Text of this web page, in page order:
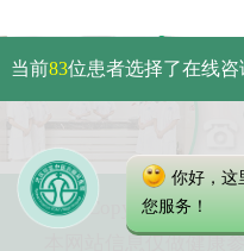
Copyright 2025
本网站信息仅做健康
当前83位患者选择了在线咨
你好，这
您服务！